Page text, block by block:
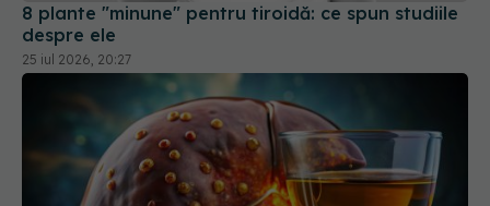
8 plante "minune" pentru tiroidă: ce spun studiile
despre ele
25 iul 2026, 20:27